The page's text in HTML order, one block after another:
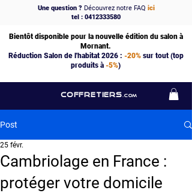
COFFRETIERS .COM
Une question ?Découvrez notre FAQ ici
tel : 0412333580
Bientôt disponible pour la nouvelle édition du salon à
Mornant.
Réduction Salon de l'habitat 2026 : -20%sur tout (top
produits à -5%)
Post
Cambriolage en France :
protéger votre domicile
25 févr.